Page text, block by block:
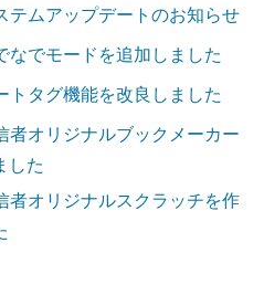
テムアップデートのお知らせ
なでモードを追加しました
トタグ機能を改良しました
者オリジナルブックメーカー
した
者オリジナルスクラッチを作